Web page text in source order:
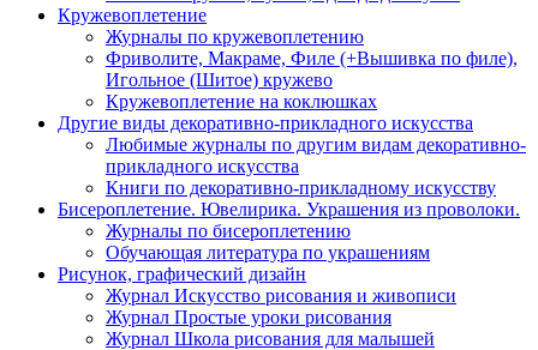
Кружевоплетение
Журналы по кружевоплетению
Фриволите, Макраме, Филе (+Вышивка по филе),
Игольное (Шитое) кружево
Кружевоплетение на коклюшках
Другие виды декоративно-прикладного искусства
Любимые журналы по другим видам декоративно-
прикладного искусства
Книги по декоративно-прикладному искусству
Бисероплетение. Ювелирика. Украшения из проволоки.
Журналы по бисероплетению
Обучающая литература по украшениям
Рисунок, графический дизайн
Журнал Искусство рисования и живописи
Журнал Простые уроки рисования
Журнал Школа рисования для малышей